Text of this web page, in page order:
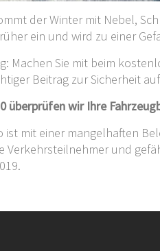
der Winter mit Nebel,
ein und wird zu einer
Machen Sie mit beim
Beitrag zur Sicherheit
überprüfen wir Ihre
ist mit einer mangelhaften
und